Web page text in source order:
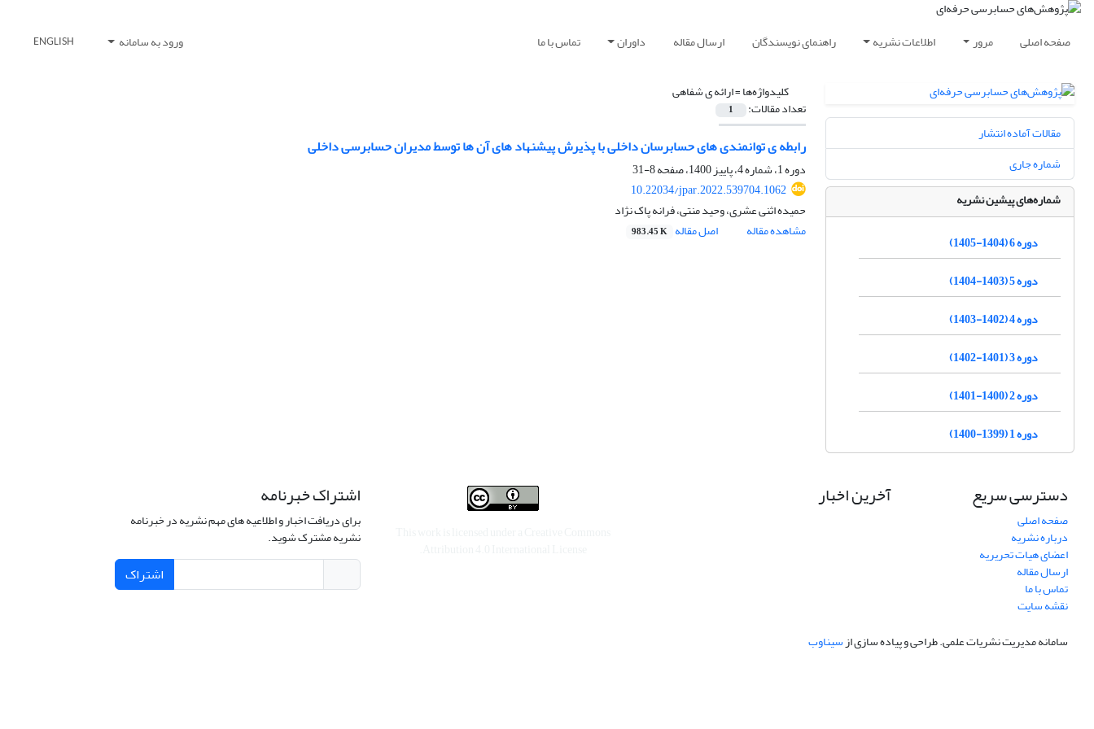
صفحه اصلی مرور اطلاعات نشریه راهنمای نویسندگان ارسال مقاله داوران تماس با ما ورود به سامانه ENGLISH
کلیدواژه‌ها =ارائه ی شفاهی
تعداد مقالات: 1
رابطه ی توانمندی های حسابرسان داخلی با پذیرش پیشنهاد های آن ها توسط مدیران حسابرسی داخلی
دوره 1، شماره 4، پاییز 1400، صفحه
8-31
10.22034/jpar.2022.539704.1062
حمیده اثنی عشری، وحید منتی، فرانه پاک نژاد
مشاهده مقاله
اصل مقاله 983.45 K
مقالات آماده انتشار
شماره جاری
شماره‌های پیشین نشریه
دوره 6 (1404-1405)
دوره 5 (1403-1404)
دوره 4 (1402-1403)
دوره 3 (1401-1402)
دوره 2 (1400-1401)
دوره 1 (1399-1400)
دسترسی سریع
صفحه اصلی
درباره نشریه
اعضای هیات تحریریه
ارسال مقاله
تماس با ما
نقشه سایت
آخرین اخبار اشتراک خبرنامه
برای دریافت اخبار و اطلاعیه های مهم نشریه در خبرنامه
نشریه مشترک شوید.
اشتراک
سامانه مدیریت نشریات علمی.طراحی و پیاده سازی ازسیناوب